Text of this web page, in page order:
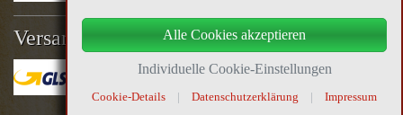
Versandoptionen Alle Cookies akzeptieren
Individuelle Cookie-Einstellungen
Cookie-Details | Datenschutzerklärung | Impressum